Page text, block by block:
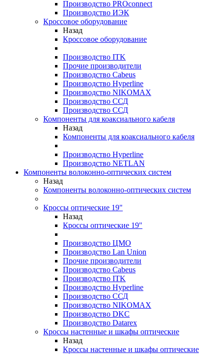
Производство PROconnect
Производство ИЭК
Кроссовое оборудование
Назад
Кроссовое оборудование
Производство ITK
Прочие производители
Производство Cabeus
Производство Hyperline
Производство NIKOMAX
Производство ССД
Производство ССД
Компоненты для коаксиального кабеля
Назад
Компоненты для коаксиального кабеля
Производство Hyperline
Производство NETLAN
Компоненты волоконно-оптических систем
Назад
Компоненты волоконно-оптических систем
Кроссы оптические 19"
Назад
Кроссы оптические 19"
Производство ЦМО
Производство Lan Union
Прочие производители
Производство Cabeus
Производство ITK
Производство Hyperline
Производство ССД
Производство NIKOMAX
Производство DKC
Производство Datarex
Кроссы настенные и шкафы оптические
Назад
Кроссы настенные и шкафы оптические